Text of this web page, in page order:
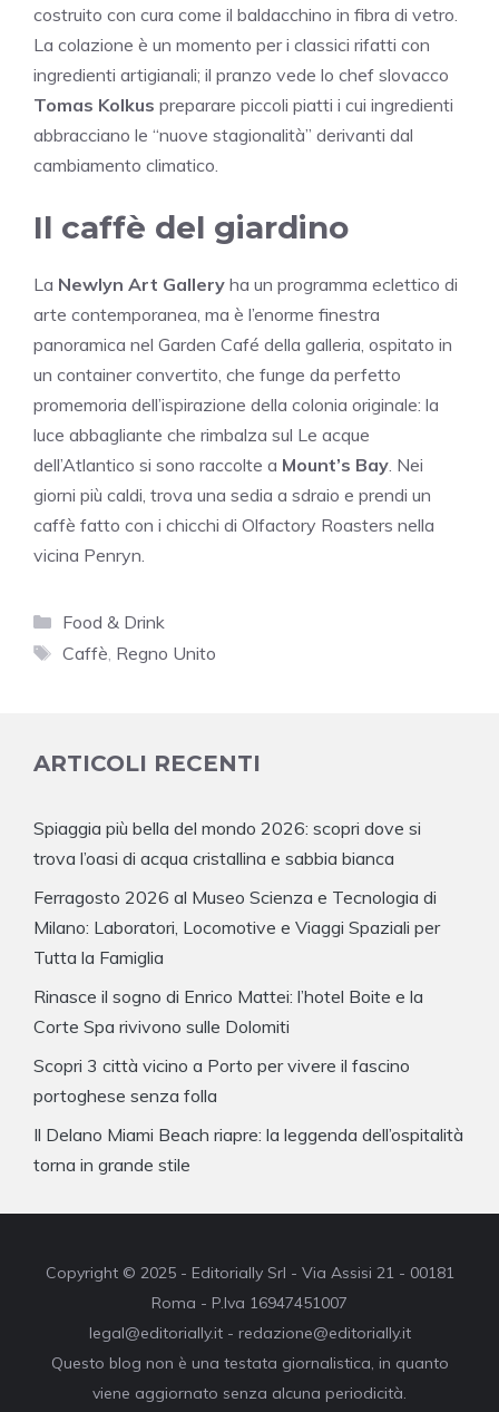
costruito con cura come il baldacchino in fibra di vetro.
La colazione è un momento per i classici rifatti con
ingredienti artigianali; il pranzo vede lo chef slovacco
Tomas Kolkus preparare piccoli piatti i cui ingredienti
abbracciano le “nuove stagionalità” derivanti dal
cambiamento climatico.
Il caffè del giardino
La Newlyn Art Gallery ha un programma eclettico di
arte contemporanea, ma è l’enorme finestra
panoramica nel Garden Café della galleria, ospitato in
un container convertito, che funge da perfetto
promemoria dell’ispirazione della colonia originale: la
luce abbagliante che rimbalza sul Le acque
dell’Atlantico si sono raccolte a Mount’s Bay . Nei
giorni più caldi, trova una sedia a sdraio e prendi un
caffè fatto con i chicchi di Olfactory Roasters nella
vicina Penryn.
Categorie
Food & Drink
Tag
Caffè Regno Unito
ARTICOLI RECENTI
Spiaggia più bella del mondo 2026: scopri dove si
trova l’oasi di acqua cristallina e sabbia bianca
Ferragosto 2026 al Museo Scienza e Tecnologia di
Milano: Laboratori, Locomotive e Viaggi Spaziali per
Tutta la Famiglia
Rinasce il sogno di Enrico Mattei: l’hotel Boite e la
Corte Spa rivivono sulle Dolomiti
Scopri 3 città vicino a Porto per vivere il fascino
portoghese senza folla
Il Delano Miami Beach riapre: la leggenda dell’ospitalità
torna in grande stile
Copyright © 2025 - Editorially Srl - Via Assisi 21 - 00181
Roma - P.Iva 16947451007
legal@editorially.it - redazione@editorially.it
Questo blog non è una testata giornalistica, in quanto
viene aggiornato senza alcuna periodicità.